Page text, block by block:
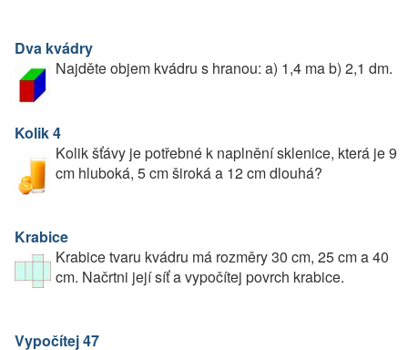
Dva kvádry
Najděte objem kvádru s hranou: a) 1,4 ma b) 2,1 dm.
Kolik 4
Kolik šťávy je potřebné k naplnění sklenice, která je 9
cm hluboká, 5 cm široká a 12 cm dlouhá?
Krabice
Krabice tvaru kvádru má rozměry 30 cm, 25 cm a 40
cm. Načrtni její síť a vypočítej povrch krabice.
Vypočítej 47